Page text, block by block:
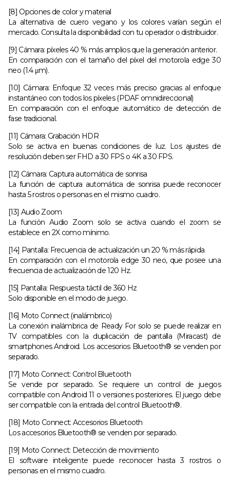
[8] Opciones de color y material
La alternativa de cuero vegano y los colores varían según el
mercado. Consulta la disponibilidad con tu operador o distribuidor.
[9] Cámara: píxeles 40 % más amplios que la generación anterior.
En comparación con el tamaño del píxel del motorola edge 30
neo (1.4 μm).
[10] Cámara: Enfoque 32 veces más preciso gracias al enfoque
instantáneo con todos los píxeles (PDAF omnidireccional)
En comparación con el enfoque automático de detección de
fase tradicional.
[11] Cámara: Grabación HDR
Solo se activa en buenas condiciones de luz. Los ajustes de
resolución deben ser FHD a 30 FPS o 4K a 30 FPS.
[12] Cámara: Captura automática de sonrisa
La función de captura automática de sonrisa puede reconocer
hasta 5 rostros o personas en el mismo cuadro.
[13] Audio Zoom
La función Audio Zoom solo se activa cuando el zoom se
establece en 2X como mínimo.
[14] Pantalla: Frecuencia de actualización un 20 % más rápida
En comparación con el motorola edge 30 neo, que posee una
frecuencia de actualización de 120 Hz.
[15] Pantalla: Respuesta táctil de 360 Hz
Solo disponible en el modo de juego.
[16] Moto Connect (inalámbrico)
La conexión inalámbrica de Ready For solo se puede realizar en
TV compatibles con la duplicación de pantalla (Miracast) de
smartphones Android. Los accesorios Bluetooth® se venden por
separado.
[17] Moto Connect: Control Bluetooth
Se vende por separado. Se requiere un control de juegos
compatible con Android 11 o versiones posteriores. El juego debe
ser compatible con la entrada del control Bluetooth®.
[18] Moto Connect: Accesorios Bluetooth
Los accesorios Bluetooth® se venden por separado.
[19] Moto Connect: Detección de movimiento
El software inteligente puede reconocer hasta 3 rostros o
personas en el mismo cuadro.